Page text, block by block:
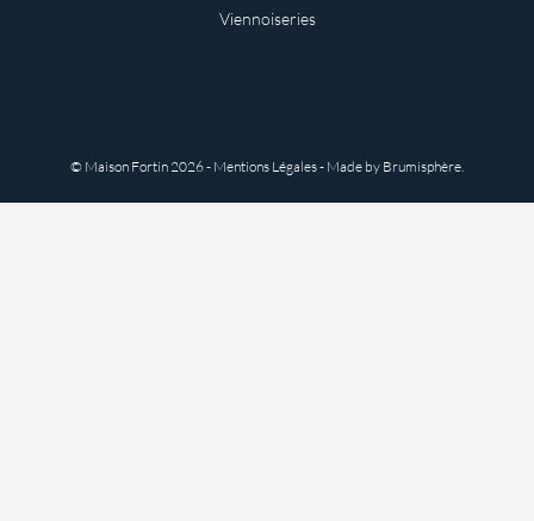
Viennoiseries
© Maison Fortin 2026 - Mentions Légales- Made by Brumisphère.